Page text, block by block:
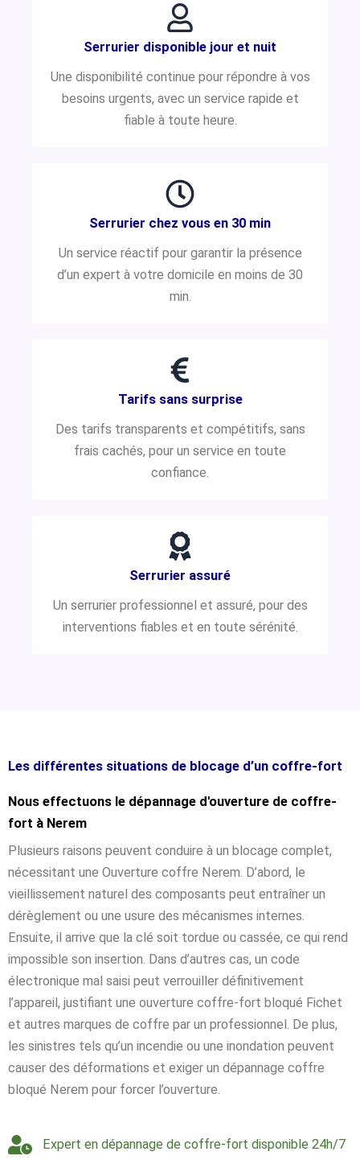
Serrurier disponible jour et nuit
Une disponibilité continue pour répondre à vos
besoins urgents, avec un service rapide et
fiable à toute heure.
Serrurier chez vous en 30 min
Un service réactif pour garantir la présence
d’un expert à votre domicile en moins de 30
min.
Tarifs sans surprise
Des tarifs transparents et compétitifs, sans
frais cachés, pour un service en toute
confiance.
Serrurier assuré
Un serrurier professionnel et assuré, pour des
interventions fiables et en toute sérénité.
Les différentes situations de blocage d’un coffre-fort
Nous effectuons le dépannage d'ouverture de coffre-
fort à Nerem
Plusieurs raisons peuvent conduire à un blocage complet,
nécessitant une Ouverture coffre Nerem. D’abord, le
vieillissement naturel des composants peut entraîner un
dérèglement ou une usure des mécanismes internes.
Ensuite, il arrive que la clé soit tordue ou cassée, ce qui rend
impossible son insertion. Dans d’autres cas, un code
électronique mal saisi peut verrouiller définitivement
l’appareil, justifiant une ouverture coffre-fort bloqué Fichet
et autres marques de coffre par un professionnel. De plus,
les sinistres tels qu’un incendie ou une inondation peuvent
causer des déformations et exiger un dépannage coffre
bloqué Nerem pour forcer l’ouverture.
Expert en dépannage de coffre-fort disponible 24h/7